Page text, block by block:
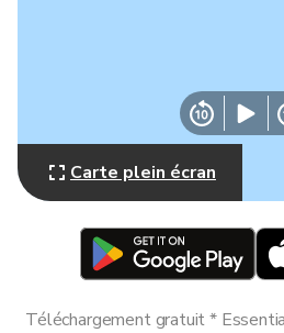
Carte plein écran
Téléchargement gratuit *